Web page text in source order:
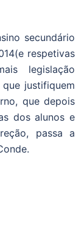
secundário
respetivas
legislação
justifiquem
que depois
dos alunos e
passa a